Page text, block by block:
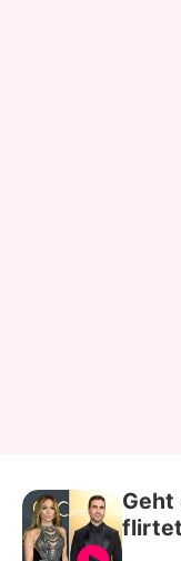
Geht